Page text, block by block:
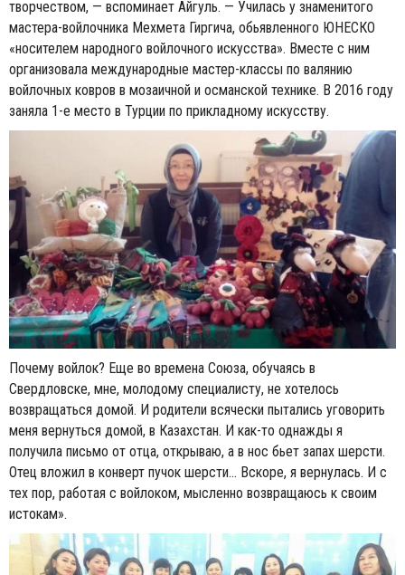
творчеством, — вспоминает Айгуль. — Училась у знаменитого
мастера-войлочника Мехмета Гиргича, обьявленного ЮНЕСКО
«носителем народного войлочного искусства». Вместе с ним
организовала международные мастер-классы по валянию
войлочных ковров в мозаичной и османской технике. В 2016 году
заняла 1-е место в Турции по прикладному искусству.
Почему войлок? Еще во времена Союза, обучаясь в
Свердловске, мне, молодому специалисту, не хотелось
возвращаться домой. И родители всячески пытались уговорить
меня вернуться домой, в Казахстан. И как-то однажды я
получила письмо от отца, открываю, а в нос бьет запах шерсти.
Отец вложил в конверт пучок шерсти... Вскоре, я вернулась. И с
тех пор, работая с войлоком, мысленно возвращаюсь к своим
истокам».